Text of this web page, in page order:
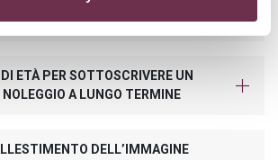
ETÀ PER SOTTOSCRIVERE UN
A LUNGO TERMINE
DELL’IMMAGINE